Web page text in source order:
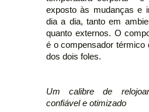
exposto às mudanças e
dia a dia, tanto em
quanto externos. O
é o compensador térmico
dos dois foles.
Um calibre de
confiável e otimizado